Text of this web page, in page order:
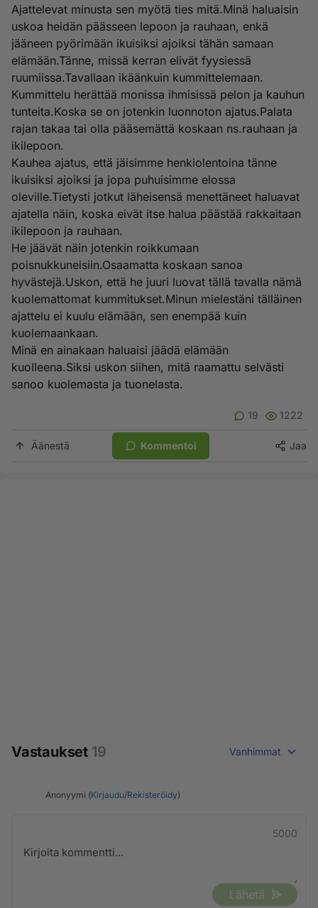
Ajattelevat minusta sen myötä ties mitä.Minä haluaisin
uskoa heidän päässeen lepoon ja rauhaan, enkä
jääneen pyörimään ikuisiksi ajoiksi tähän samaan
elämään.Tänne, missä kerran elivät fyysiessä
ruumiissa.Tavallaan ikäänkuin kummittelemaan.
Kummittelu herättää monissa ihmisissä pelon ja kauhun
tunteita.Koska se on jotenkin luonnoton ajatus.Palata
rajan takaa tai olla pääsemättä koskaan ns.rauhaan ja
ikilepoon.
Kauhea ajatus, että jäisimme henkiolentoina tänne
ikuisiksi ajoiksi ja jopa puhuisimme elossa
oleville.Tietysti jotkut läheisensä menettäneet haluavat
ajatella näin, koska eivät itse halua päästää rakkaitaan
ikilepoon ja rauhaan.
He jäävät näin jotenkin roikkumaan
poisnukkuneisiin.Osaamatta koskaan sanoa
hyvästejä.Uskon, että he juuri luovat tällä tavalla nämä
kuolemattomat kummitukset.Minun mielestäni tälläinen
ajattelu ei kuulu elämään, sen enempää kuin
kuolemaankaan.
Minä en ainakaan haluaisi jäädä elämään
kuolleena.Siksi uskon siihen, mitä raamattu selvästi
sanoo kuolemasta ja tuonelasta.
19 1222
Äänestä Kommentoi Jaa
Vastaukset 19 Vanhimmat
Anonyymi (Kirjaudu/Rekisteröidy)
5000
Lähetä